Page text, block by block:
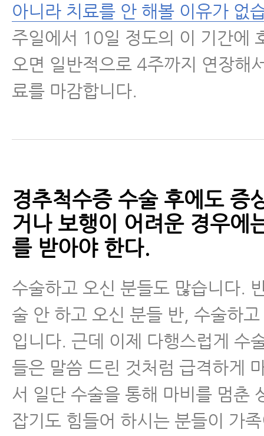
아니라 치료를 안 해볼 이유가 없
주일에서 10일 정도의 이 기간에
오면 일반적으로 4주까지 연장해
료를 마감합니다.
경추척수증 수술 후에도 증
거나 보행이 어려운 경우에
를 받아야 한다.
수술하고 오신 분들도 많습니다.
술 안 하고 오신 분들 반, 수술하
입니다. 근데 이제 다행스럽게 수
들은 말씀 드린 것처럼 급격하게
서 일단 수술을 통해 마비를 멈춘
잡기도 힘들어 하시는 분들이 가